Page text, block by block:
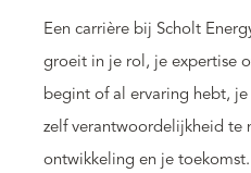
Een carrière bij Scholt
groeit in je rol, je expertise
begint of al ervaring hebt,
zelf verantwoordelijkheid te
ontwikkeling en je toekomst.